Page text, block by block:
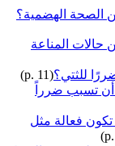
الصحة الهضمية؟
المناعة
للثتي؟(p. 11)
أن تسبب ضرراً
فعالة مثل